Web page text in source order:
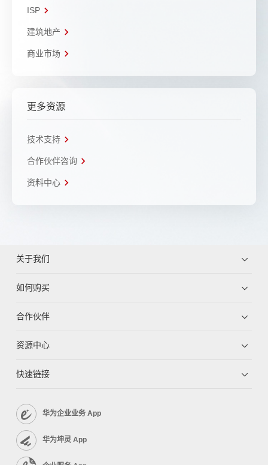
ISP
建筑地产
商业市场
更多资源
技术支持
合作伙伴咨询
资料中心
关于我们
如何购买
合作伙伴
资源中心
快速链接
华为企业业务 App
华为坤灵 App